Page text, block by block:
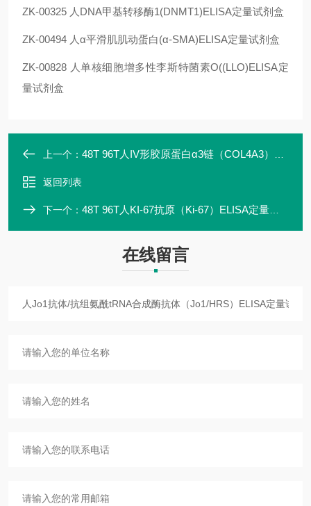
ZK-00325 人DNA甲基转移酶1(DNMT1)ELISA定量试剂盒
ZK-00494 人α平滑肌肌动蛋白(α-SMA)ELISA定量试剂盒
ZK-00828 人单核细胞增多性李斯特菌素O((LLO)ELISA定
量试剂盒
上一个： 48T 96T人IV形胶原蛋白α3链（COL4A3）ELISA定量试剂盒专业研发
返回列表
下一个： 48T 96T人KI-67抗原（Ki-67）ELISA定量试剂盒优质厂家
在线留言